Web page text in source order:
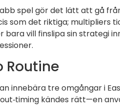
spel gör det lätt att gå
som det riktiga; multipliers
bara vill finslipa sin strategi
Routine
innebära tre omgångar i
kändes rätt—en